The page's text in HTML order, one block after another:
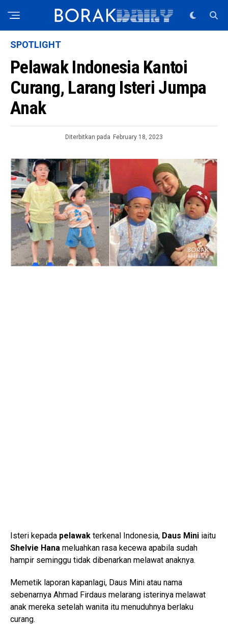
SPOTLIGHT
Pelawak Indonesia Kantoi
Curang, Larang Isteri Jumpa
Anak
Diterbitkan pada February 18, 2023
Isteri kepada pelawak terkenal Indonesia, Daus Mini iaitu
Shelvie Hana meluahkan rasa kecewa apabila sudah
hampir seminggu tidak dibenarkan melawat anaknya.
Memetik laporan kapanlagi, Daus Mini atau nama
sebenarnya Ahmad Firdaus melarang isterinya melawat
anak mereka setelah wanita itu menuduhnya berlaku
curang.